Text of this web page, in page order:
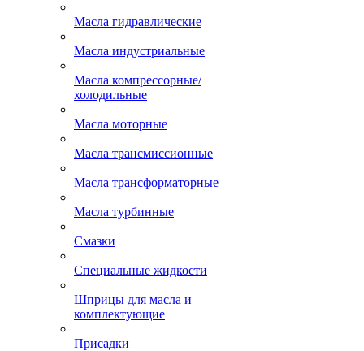
Масла гидравлические
Масла индустриальные
Масла компрессорные/
холодильные
Масла моторные
Масла трансмиссионные
Масла трансформаторные
Масла турбинные
Смазки
Специальные жидкости
Шприцы для масла и
комплектующие
Присадки